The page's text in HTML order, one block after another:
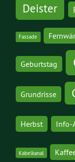
Deister
Fassade
Geburtstag
Grundrisse
Herbst Info-
Kabelkanal